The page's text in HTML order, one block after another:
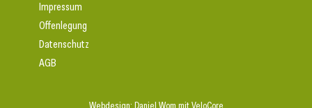
Webdesign: Daniel Wom mitVeloCore
Impressum
Offenlegung
Datenschutz
AGB